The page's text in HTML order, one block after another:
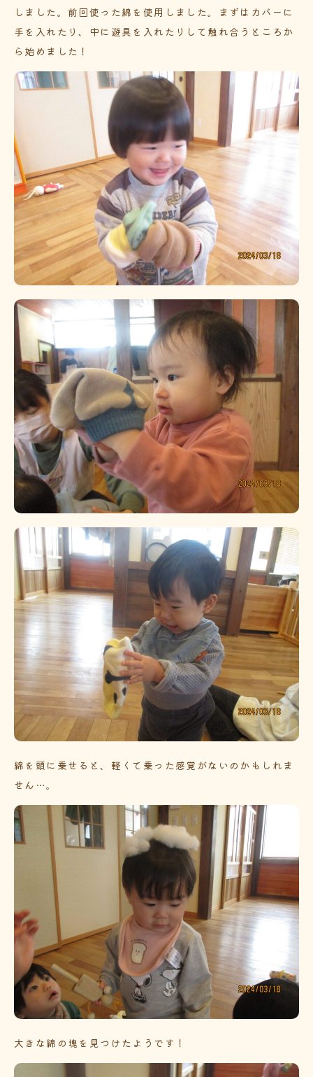
しました。前回使った綿を使用しました。まずはカバーに
手を入れたり、中に遊具を入れたりして触れ合うところか
ら始めました！
綿を頭に乗せると、軽くて乗った感覚がないのかもしれま
せん…。
大きな綿の塊を見つけたようです！